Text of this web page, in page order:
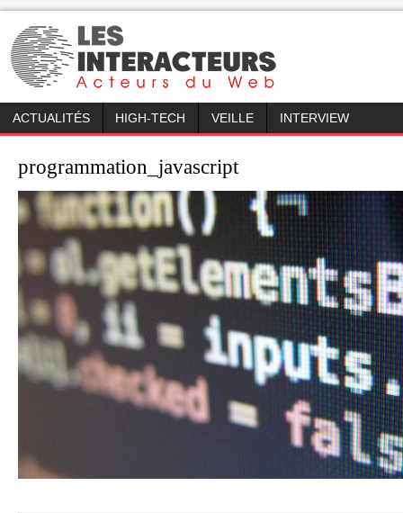
ACTUALITÉS HIGH-TECH VEILLE INTERVIEW
programmation_javascript